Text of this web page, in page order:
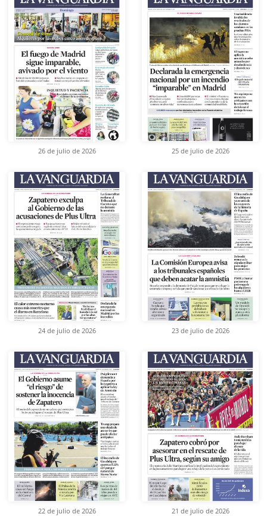
26 de julio de 2026 25 de julio de 2026
24 de julio de 2026 23 de julio de 2026
22 de julio de 2026 21 de julio de 2026